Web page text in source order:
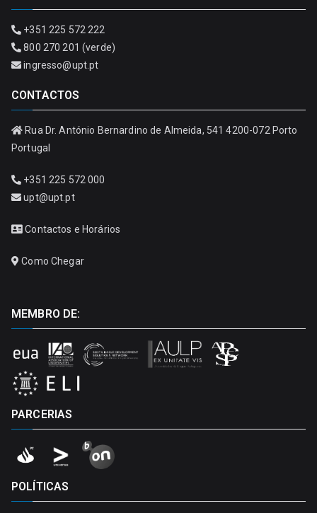
+351 225 572 222
800 270 201 (verde)
ingresso@upt.pt
CONTACTOS
Rua Dr. António Bernardino de Almeida, 541 4200-072 Porto
Portugal
+351 225 572 000
upt@upt.pt
Contactos e Horários
Como Chegar
MEMBRO DE:
PARCERIAS
POLÍTICAS